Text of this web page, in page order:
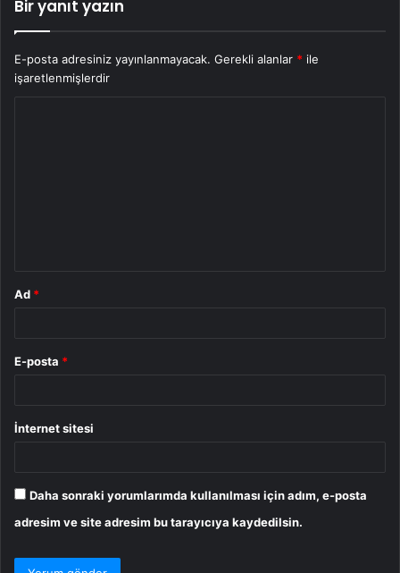
Bir yanıt yazın
E-posta adresiniz yayınlanmayacak. Gerekli alanlar * ile
işaretlenmişlerdir
Ad *
E-posta *
İnternet sitesi
Daha sonraki yorumlarımda kullanılması için adım, e-posta
adresim ve site adresim bu tarayıcıya kaydedilsin.